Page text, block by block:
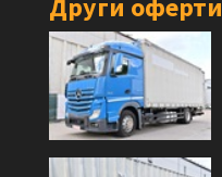
Други оферти